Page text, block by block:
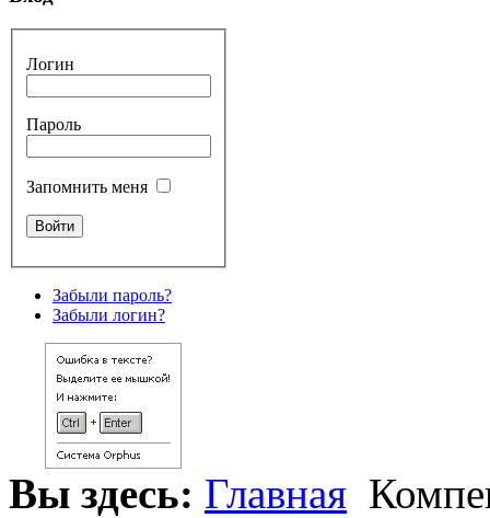
Логин
Пароль
Запомнить меня
Забыли пароль?
Забыли логин?
Вы здесь: Главная